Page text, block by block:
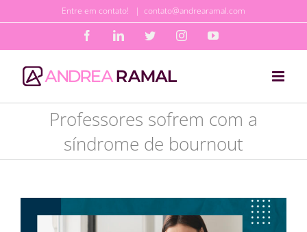
o
conteúdo
Entre em contato! | contato@andrearamal.com
FacebookLinkedInTwitterInstagramYouTube
Professores sofrem com a
síndrome de bournout